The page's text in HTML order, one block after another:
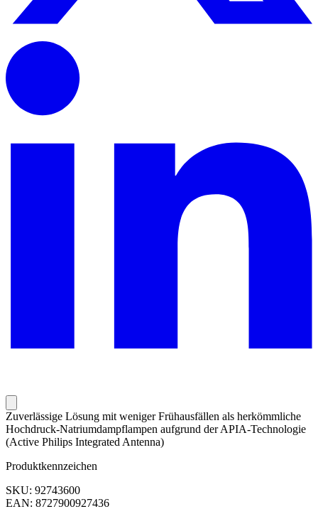
Zuverlässige Lösung mit weniger Frühausfällen als herkömmliche
Hochdruck-Natriumdampflampen aufgrund der APIA-Technologie
(Active Philips Integrated Antenna)
Produktkennzeichen
SKU: 92743600
EAN: 8727900927436